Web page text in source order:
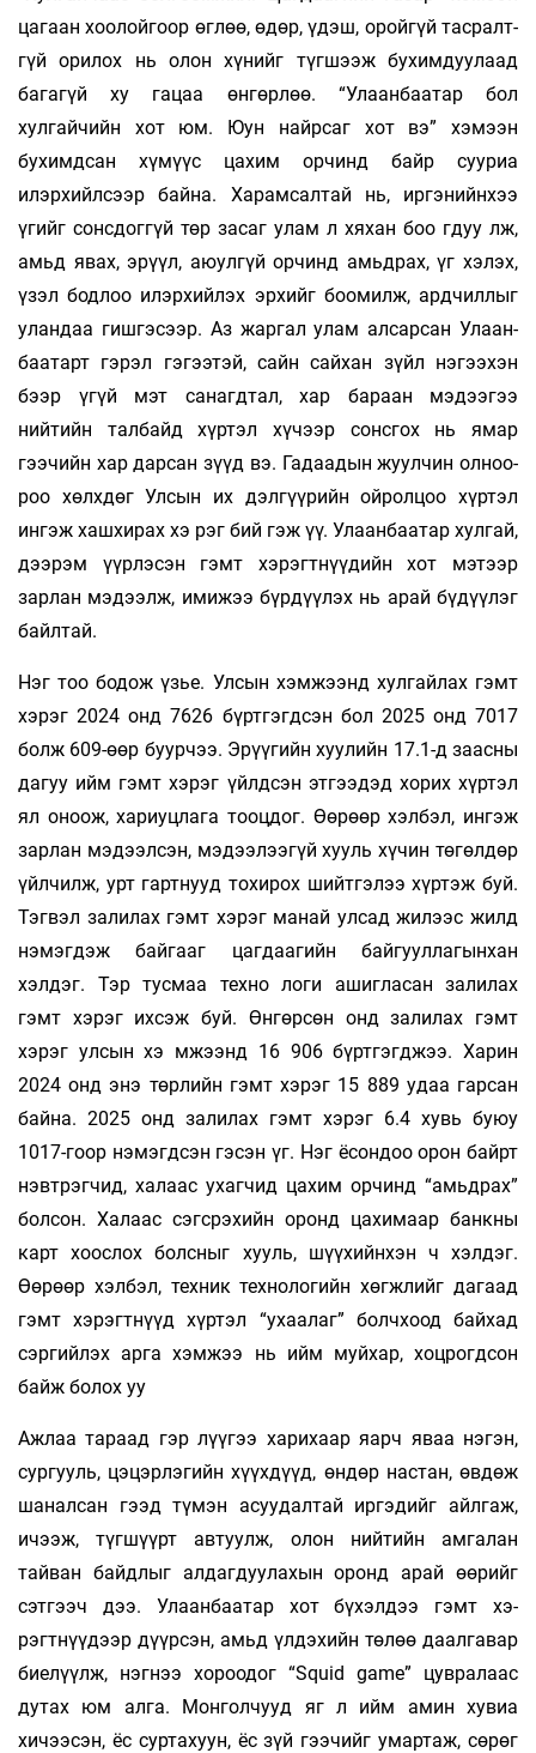
цагаан хоо­­­лойгоор өглөө, өдөр, үдэш, оройгүй тасралт­­­
гүй орилох нь олон хү­­­нийг түгшээж бу­­­­­­хим­­­­дуулаад
багагүй ху гацаа өн­­­гөрлөө. “Улаан­­­­­­­­­­­­баатар бол
хулгайчийн хот юм. Юун найрсаг хот вэ” хэ­мээн
бухимдсан хүмүүс ца­­­­хим орчинд байр сууриа
илэрхийлсээр байна. Харамсалтай нь, ир­гэнийнхээ
үгийг сонсдоггүй төр засаг улам л хяхан боо гдуу лж,
амьд явах, эрүүл, аюулгүй орчинд амьдрах, үг хэлэх,
үзэл бод­­­лоо илэр­­­­­­хийлэх эрхийг боомилж, ардчиллыг
улан­­даа гишгэ­­сээр. Аз жаргал улам алсарсан Улаан­­­­
баатарт гэрэл гэгээтэй, сайн сайхан зүйл нэгээ­­­хэн
бээр үгүй мэт санагдтал, хар бараан мэдээ­­­­гээ
нийтийн талбайд хүртэл хүчээр сонсгох нь ямар
гээчийн хар дарсан зүүд вэ. Гадаа­­дын жуулчин ол­­­­ноо­
роо хөлхдөг Улсын их дэлгүүрийн ойрол­­­­цоо хүртэл
ингэж хашхирах хэ­­­­ рэг бий гэж үү. Улаан­­­­баатар хулгай,
дээрэм үүрлэсэн гэмт хэ­­­­­рэгт­нүү­дийн хот мэтээр
зарлан мэдээлж, ими­­­­­­­жээ бүрдүүлэх нь арай бүдүүлэг
байлтай.
Нэг тоо бодож үзье. Улсын хэмжээнд хул­гайлах гэмт
хэрэг 2024 онд 7626 бүртгэгд­­сэн бол 2025 онд 7017
болж 609-өөр буурчээ. Эрүү­­­­­гийн хуулийн 17.1-д заасны
дагуу ийм гэмт хэ­рэг үйлдсэн этгээдэд хорих хүртэл
ял оноож, хариуцлага тооцдог. Өөрөөр хэлбэл, ин­­­гэж
зарлан мэдээлсэн, мэдээлээгүй хууль хүчин тө­гөлдөр
үйлчилж, урт гартнууд тохирох шийтгэ­лээ хүртэж буй.
Тэгвэл залилах гэмт хэ­рэг ма­­­­­най улсад жилээс жилд
нэмэгдэж байгааг цаг­­­­­­­­даагийн байгууллагынхан
хэлдэг. Тэр тус­маа техно логи ашигласан залилах
гэмт хэрэг их­­­­­­сэж буй. Өнгөрсөн онд залилах гэмт
хэрэг ул­­сын хэ мжээнд 16 906 бүртгэгджээ. Харин
2024 онд энэ төрлийн гэмт хэрэг 15 889 удаа гарсан
байна. 2025 онд залилах гэмт хэрэг 6.4 хувь буюу
1017-гоор нэмэгдсэн гэсэн үг. Нэг ёсондоо орон байрт
нэвтрэгчид, халаас ухагчид цахим орчинд “амьд­­­рах”
болсон. Халаас сэгсрэхийн оронд ца­химаар банкны
карт хоослох болс­­ныг хууль, шүү­­­хийн­­­хэн ч хэлдэг.
Өөрөөр хэлбэл, тех­­­­­­­ник тех­но­­ло­­­­гийн хөгжлийг дагаад
гэмт хэ­рэгтнүүд хүртэл “ухаалаг” болч­хоод байхад
сэргийлэх арга хэмжээ нь ийм муйхар, хоцрогдсон
байж бо­­лох уу
Ажлаа тараад гэр лүүгээ хари­­хаар яарч яваа нэгэн,
сургууль, цэцэрлэгийн хүүх­дүүд, өн­­­дөр настан, өвдөж
шаналсан гээд түмэн асуу­далтай иргэдийг айлгаж,
ичээж, түгшүүрт автуулж, олон нийтийн амгалан
тайван байдлыг алдаг­­дуу­­­ла­­­­­­хын оронд арай өөрийг
сэтгээч дээ. Улаан­­баатар хот бүхэлдээ гэмт хэ­­­­­­
рэгтнүүдээр дүүрсэн, амьд үлдэхийн төлөө даалгавар
биелүүлж, нэг­­нээ хороодог “Squid game” цувралаас
дутах юм алга. Монголчууд яг л ийм амин хувиа
хичээсэн, ёс суртахуун, ёс зүй гээчийг умартаж, сөрөг